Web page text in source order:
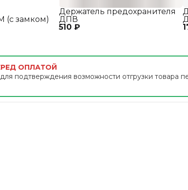
(с замком)
510 ₽
Держатель предохранителя
ДПВ
ОПЛАТОЙ
подтверждения возможности отгрузки товара